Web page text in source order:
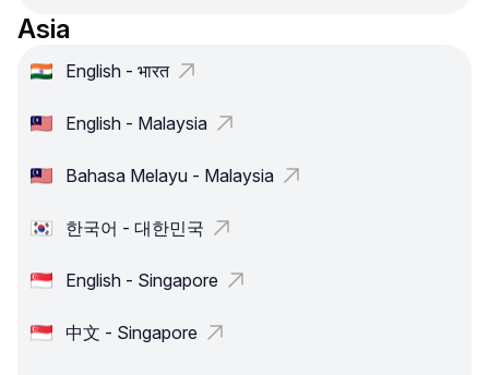
Asia
English - भारत
English - Malaysia
Bahasa Melayu - Malaysia
한국어 - 대한민국
English - Singapore
中文 - Singapore